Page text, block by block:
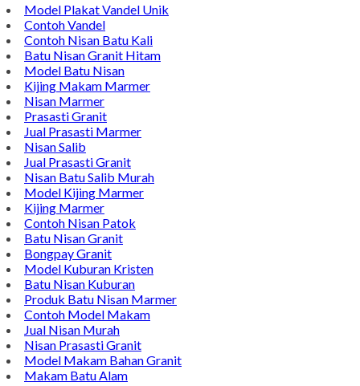
Model Plakat Vandel Unik
Contoh Vandel
Contoh Nisan Batu Kali
Batu Nisan Granit Hitam
Model Batu Nisan
Kijing Makam Marmer
Nisan Marmer
Prasasti Granit
Jual Prasasti Marmer
Nisan Salib
Jual Prasasti Granit
Nisan Batu Salib Murah
Model Kijing Marmer
Kijing Marmer
Contoh Nisan Patok
Batu Nisan Granit
Bongpay Granit
Model Kuburan Kristen
Batu Nisan Kuburan
Produk Batu Nisan Marmer
Contoh Model Makam
Jual Nisan Murah
Nisan Prasasti Granit
Model Makam Bahan Granit
Makam Batu Alam